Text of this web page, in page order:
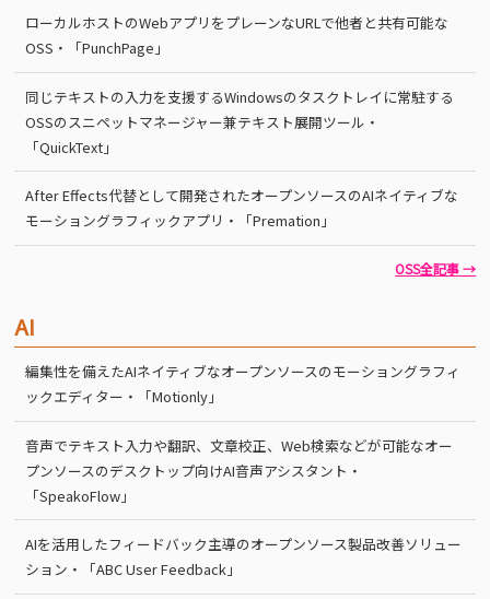
ローカルホストのWebアプリをプレーンなURLで他者と共有可能な
OSS・「PunchPage」
同じテキストの入力を支援するWindowsのタスクトレイに常駐する
OSSのスニペットマネージャー兼テキスト展開ツール・
「QuickText」
After Effects代替として開発されたオープンソースのAIネイティブな
モーショングラフィックアプリ・「Premation」
OSS全記事 →
AI
編集性を備えたAIネイティブなオープンソースのモーショングラフィ
ックエディター・「Motionly」
音声でテキスト入力や翻訳、文章校正、Web検索などが可能なオー
プンソースのデスクトップ向けAI音声アシスタント・
「SpeakoFlow」
AIを活用したフィードバック主導のオープンソース製品改善ソリュー
ション・「ABC User Feedback」